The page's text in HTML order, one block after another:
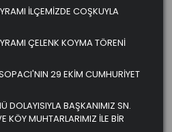
İLÇEMİZDE COŞKUYLA
ÇELENK KOYMA TÖRENİ
29 EKİM CUMHURİYET
DOLAYISIYLA BAŞKANIMIZ SN.
KÖY MUHTARLARIMIZ İLE BİR